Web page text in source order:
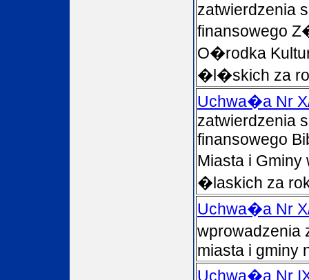
zatwierdzenia
finansowego
O�rodka
�l�skich za
Uchwa�a Nr
zatwierdzenia
finansowego
Miasta i
�laskich za
Uchwa�a Nr
wprowadzenia
miasta i gminy
Uchwa�a Nr